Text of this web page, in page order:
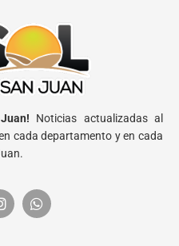
Noticias actualizadas al
cada departamento y en cada